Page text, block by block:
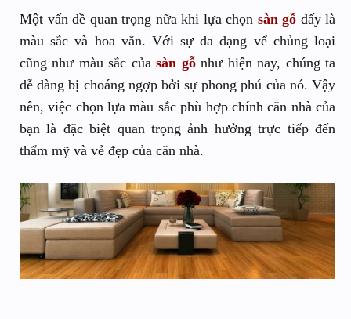
Một vấn đề quan trọng nữa khi lựa chọn sàn gỗ đấy là
màu sắc và hoa văn. Với sự đa dạng vể chủng loại
cũng như màu sắc củasàn gỗnhư hiện nay, chúng ta
dễ dàng bị choáng ngợp bởi sự phong phú của nó. Vậy
nên, việc chọn lựa màu sắc phù hợp chính căn nhà của
bạn là đặc biệt quan trọng ảnh hưởng trực tiếp đến
thẩm mỹ và vẻ đẹp của căn nhà.